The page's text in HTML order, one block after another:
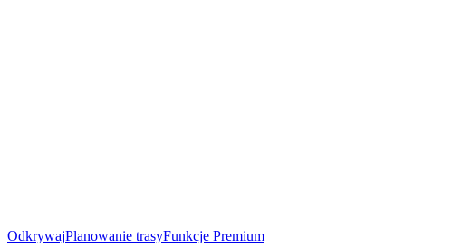
OdkrywajPlanowanie trasyFunkcje Premium